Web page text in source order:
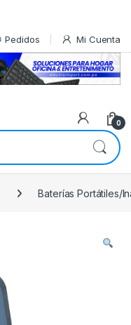
Pedidos Mi Cuenta
0
Baterías Portátiles/